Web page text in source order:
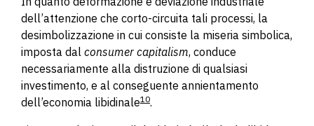
dell’attenzione che corto-circuita tali processi, la
desimbolizzazione in cui consiste la miseria simbolica,
imposta dal consumer capitalism, conduce
necessariamente alla distruzione di qualsiasi
investimento, e al conseguente annientamento
dell’economia libidinale10.